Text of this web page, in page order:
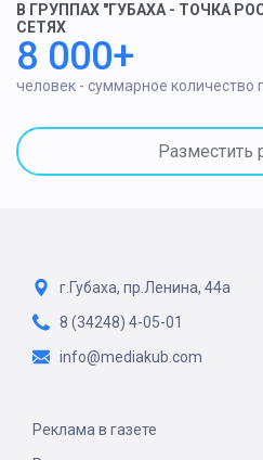
В ГРУППАХ "ГУБАХА - ТОЧКА
СЕТЯХ
8 000+
человек - суммарное количество
Разместить
г.Губаха, пр.Ленина, 44а
8 (34248) 4-05-01
info@mediakub.com
Реклама в газете